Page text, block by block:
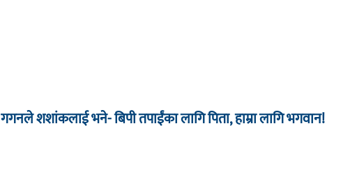
गगनले शशांकलाई भने- बिपी तपाईंका लागि पिता, हाम्रा लागि भगवान!